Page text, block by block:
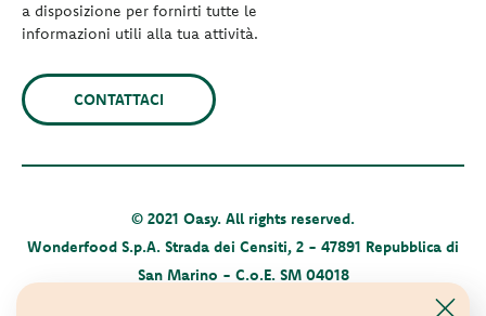
a disposizione per fornirti tutte le
informazioni utili alla tua attività.
CONTATTACI
© 2021 Oasy. All rights reserved.
Wonderfood S.p.A. Strada dei Censiti, 2 - 47891 Repubblica di
San Marino - C.o.E. SM 04018